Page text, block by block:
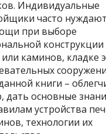
Индивидуальные
часто
при выборе
конструкции
каминов, кладке
книги –
дать основные
устройства
технологии их